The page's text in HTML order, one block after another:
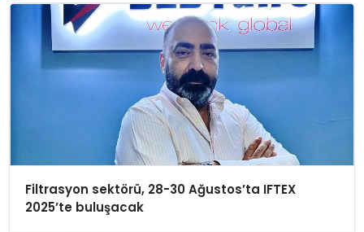
Filtrasyon sektörü, 28-30 Ağustos’ta IFTEX
2025’te buluşacak